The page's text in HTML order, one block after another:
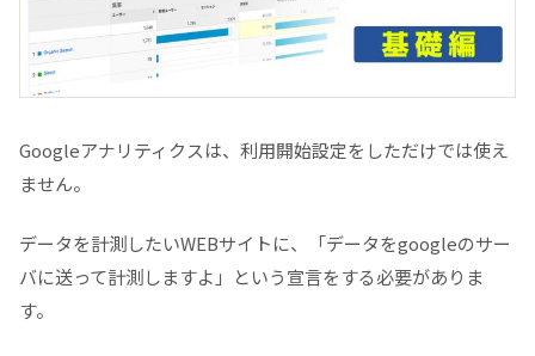
ケース２：WordPressの場合
しっかり動作しているか確認しましょう
Googleアナリティクスは、利用開始設定をしただけでは使え
ません。
データを計測したいWEBサイトに、「データをgoogleのサー
バに送って計測しますよ」という宣言をする必要がありま
す。